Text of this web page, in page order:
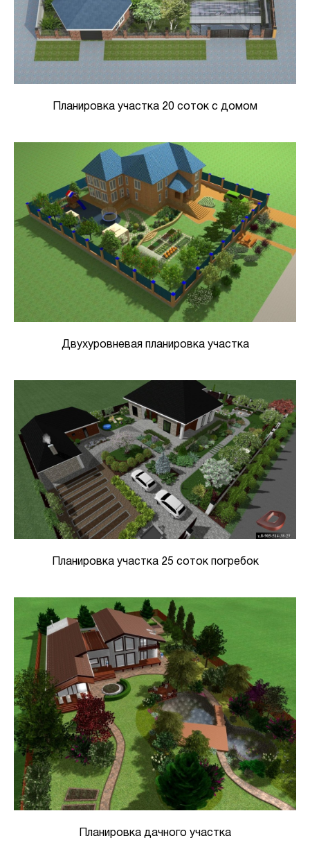
Планировка участка 20 соток с домом
Двухуровневая планировка участка
Планировка участка 25 соток погребок
Планировка дачного участка